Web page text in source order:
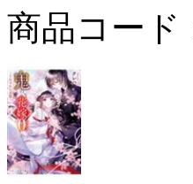
商品コード